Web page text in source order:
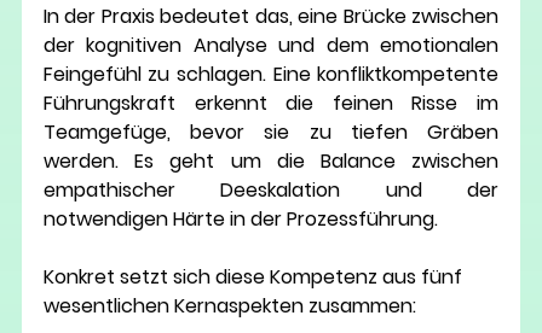
In der Praxis bedeutet das, eine Brücke zwischen
der kognitiven Analyse und dem emotionalen
Feingefühl zu schlagen. Eine konfliktkompetente
Führungskraft erkennt die feinen Risse im
Teamgefüge, bevor sie zu tiefen Gräben
werden. Es geht um die Balance zwischen
empathischer Deeskalation und der
notwendigen Härte in der Prozessführung.
Konkret setzt sich diese Kompetenz aus fünf
wesentlichen Kernaspekten zusammen: